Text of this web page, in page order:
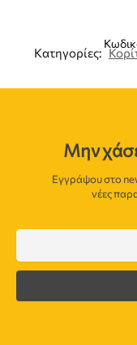
Κατηγορίες:
Μην
Εγγράψου στο
νέες